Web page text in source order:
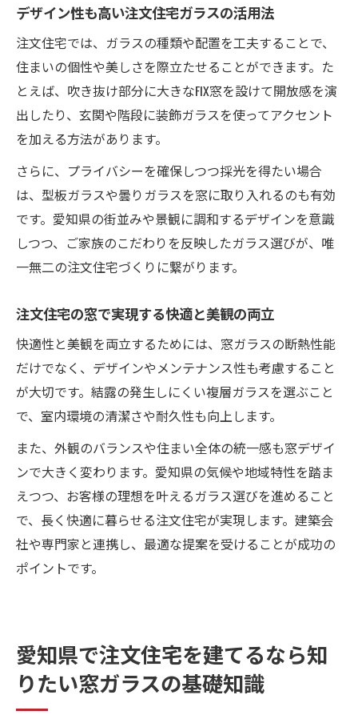
デザイン性も高い注文住宅ガラスの活用法
注文住宅では、ガラスの種類や配置を工夫することで、
住まいの個性や美しさを際立たせることができます。た
とえば、吹き抜け部分に大きなFIX窓を設けて開放感を演
出したり、玄関や階段に装飾ガラスを使ってアクセント
を加える方法があります。
さらに、プライバシーを確保しつつ採光を得たい場合
は、型板ガラスや曇りガラスを窓に取り入れるのも有効
です。愛知県の街並みや景観に調和するデザインを意識
しつつ、ご家族のこだわりを反映したガラス選びが、唯
一無二の注文住宅づくりに繋がります。
注文住宅の窓で実現する快適と美観の両立
快適性と美観を両立するためには、窓ガラスの断熱性能
だけでなく、デザインやメンテナンス性も考慮すること
が大切です。結露の発生しにくい複層ガラスを選ぶこと
で、室内環境の清潔さや耐久性も向上します。
また、外観のバランスや住まい全体の統一感も窓デザイ
ンで大きく変わります。愛知県の気候や地域特性を踏ま
えつつ、お客様の理想を叶えるガラス選びを進めること
で、長く快適に暮らせる注文住宅が実現します。建築会
社や専門家と連携し、最適な提案を受けることが成功の
ポイントです。
愛知県で注文住宅を建てるなら知
りたい窓ガラスの基礎知識